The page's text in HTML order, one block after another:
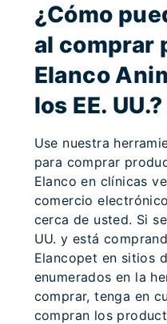
¿Cómo
al comprar
Elanco
los EE. UU.?
Use nuestra
para comprar
Elanco en clínicas
comercio
cerca de usted. Si
UU. y está
Elancopet en sitios
enumerados en la
comprar, tenga en
compran los